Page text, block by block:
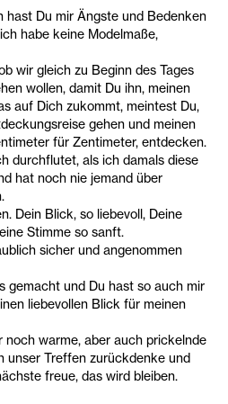
hast Du mir Ängste und Bedenken
habe keine Modelmaße,
wir gleich zu Beginn des Tages
wollen, damit Du ihn, meinen
auf Dich zukommt, meintest Du,
gehen und meinen
für Zentimeter, entdecken.
durchflutet, als ich damals diese
hat noch nie jemand über
Dein Blick, so liebevoll, Deine
Stimme so sanft.
sicher und angenommen
gemacht und Du hast so auch mir
liebevollen Blick für meinen
noch warme, aber auch prickelnde
unser Treffen zurückdenke und
freue, das wird bleiben.